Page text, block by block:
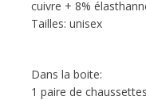
cuivre + 8%
Tailles: unisex
Dans la boite:
1 paire de